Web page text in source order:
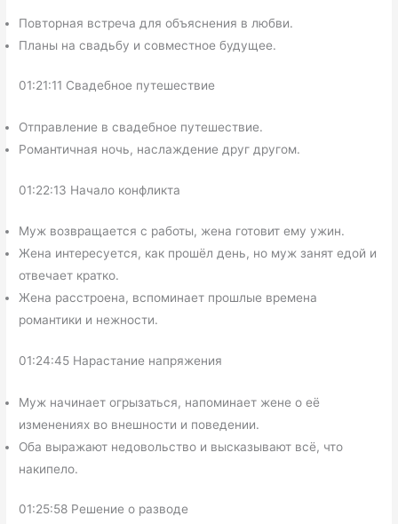
Повторная встреча для объяснения в любви.
Планы на свадьбу и совместное будущее.
01:21:11 Свадебное путешествие
Отправление в свадебное путешествие.
Романтичная ночь, наслаждение друг другом.
01:22:13 Начало конфликта
Муж возвращается с работы, жена готовит ему ужин.
Жена интересуется, как прошёл день, но муж занят едой и
отвечает кратко.
Жена расстроена, вспоминает прошлые времена
романтики и нежности.
01:24:45 Нарастание напряжения
Муж начинает огрызаться, напоминает жене о её
изменениях во внешности и поведении.
Оба выражают недовольство и высказывают всё, что
накипело.
01:25:58 Решение о разводе